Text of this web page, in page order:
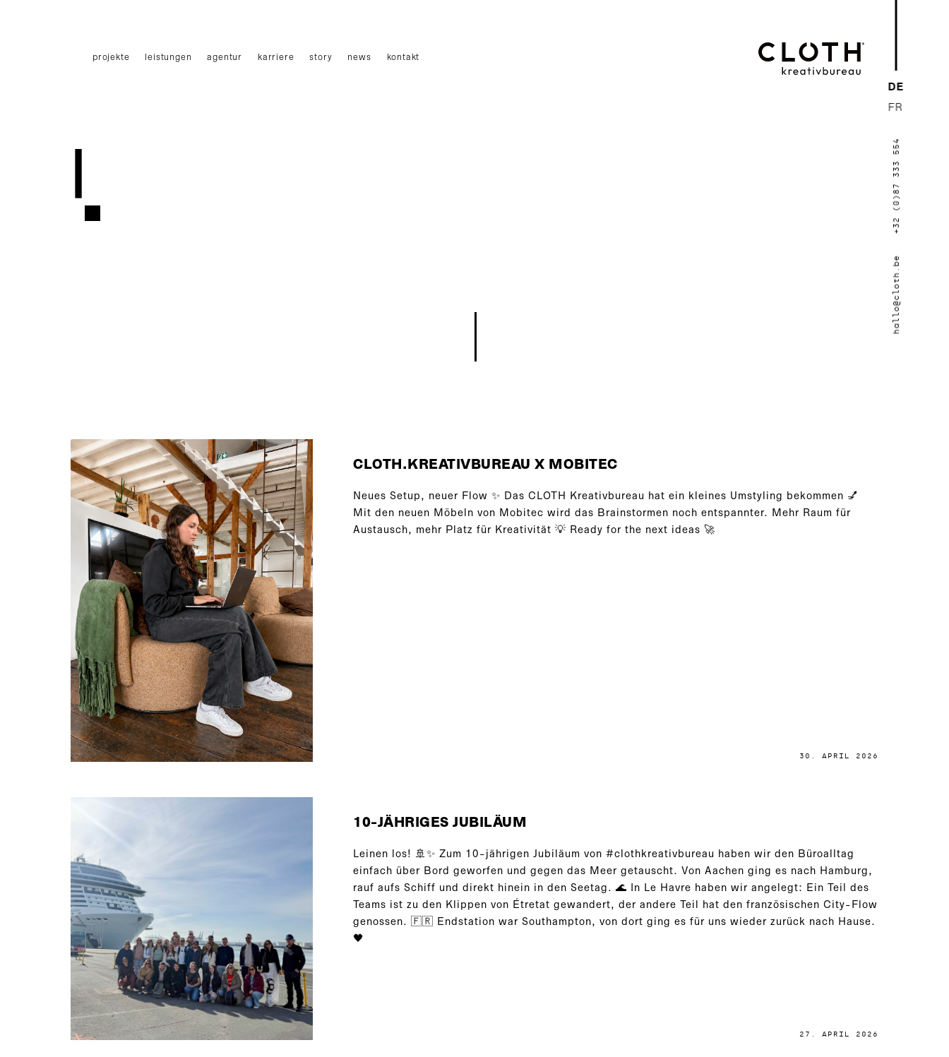
Haupmenü
projekte leistungen agentur karriere story news kontakt
DE
FR
hallo@cloth.be
+32 (0)87 333 554
CLOTH.KREATIVBUREAU X MOBITEC
Neues Setup, neuer Flow ✨ Das CLOTH Kreativbureau hat ein kleines Umstyling bekommen 💅
Mit den neuen Möbeln von Mobitec wird das Brainstormen noch entspannter. Mehr Raum für
Austausch, mehr Platz für Kreativität 💡 Ready for the next ideas 🚀
30. APRIL 2026
10-JÄHRIGES JUBILÄUM
Leinen los! 🚢✨ Zum 10-jährigen Jubiläum von #clothkreativbureau haben wir den Büroalltag
einfach über Bord geworfen und gegen das Meer getauscht. Von Aachen ging es nach Hamburg,
rauf aufs Schiff und direkt hinein in den Seetag. 🌊 In Le Havre haben wir angelegt: Ein Teil des
Teams ist zu den Klippen von Étretat gewandert, der andere Teil hat den französischen City-Flow
genossen. 🇫🇷 Endstation war Southampton, von dort ging es für uns wieder zurück nach Hause.
🖤
27. APRIL 2026